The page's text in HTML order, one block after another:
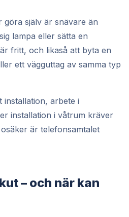
göra själv är snävare än
lampa eller sätta en
fritt, och likaså att byta en
ett vägguttag av samma typ
arbete i
installation i våtrum kräver
är telefonsamtalet
– och när kan